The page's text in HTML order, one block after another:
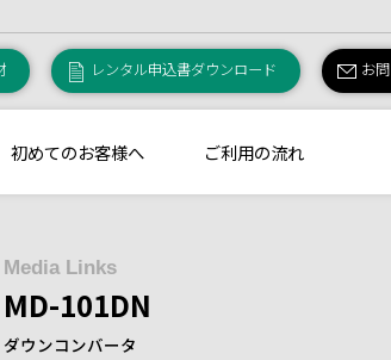
レンタル申込書ダウンロード お
初めてのお客様へ ご利用の流れ
Media Links
MD-101DN
ダウンコンバータ